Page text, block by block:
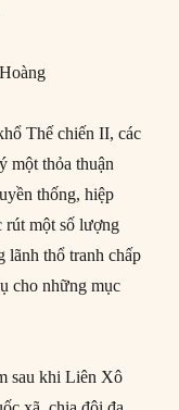
Thế chiến II, các
một thỏa thuận
thống, hiệp
rút một số lượng
lãnh thổ tranh chấp
cho những mục
sau khi Liên Xô